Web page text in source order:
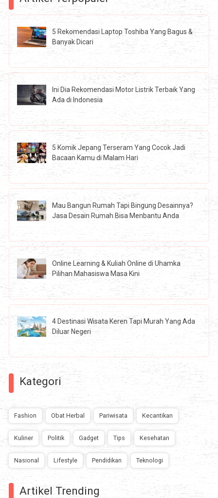
5 Rekomendasi Laptop Toshiba Yang Bagus &
Banyak Dicari
Ini Dia Rekomendasi Motor Listrik Terbaik Yang
Ada di Indonesia
5 Komik Jepang Terseram Yang Cocok Jadi
Bacaan Kamu di Malam Hari
Mau Bangun Rumah Tapi Bingung Desainnya?
Jasa Desain Rumah Bisa Menbantu Anda
Online Learning & Kuliah Online di Uhamka
Pilihan Mahasiswa Masa Kini
4 Destinasi Wisata Keren Tapi Murah Yang Ada
Diluar Negeri
Kategori
Fashion Obat Herbal Pariwisata Kecantikan
Kuliner Politik Gadget Tips Kesehatan
Nasional Lifestyle Pendidikan Teknologi
Artikel Trending